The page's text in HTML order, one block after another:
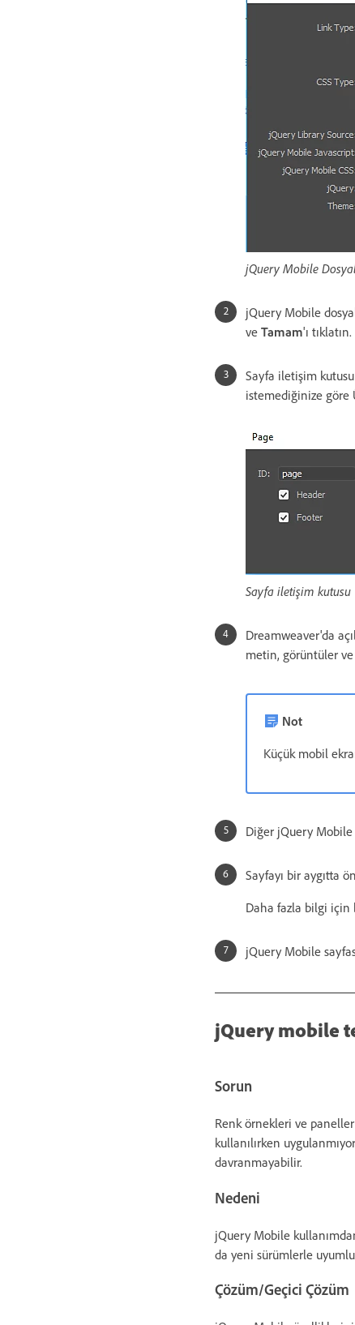
jQuery Mobile
jQuery Mobile
ve Tamam'ı tıklatın.
Sayfa iletişim
istemediğinize göre
Sayfa iletişim kutusu
Dreamweaver'da
metin, görüntüler
Not
Küçük mobil
Diğer jQuery
Sayfayı bir aygıtta
Daha fazla bilgi için
jQuery Mobile
jQuery mobile
Sorun
Renk örnekleri ve
kullanılırken
davranmayabilir.
Nedeni
jQuery Mobile
da yeni sürümlerle
Çözüm/Geçici Çözüm